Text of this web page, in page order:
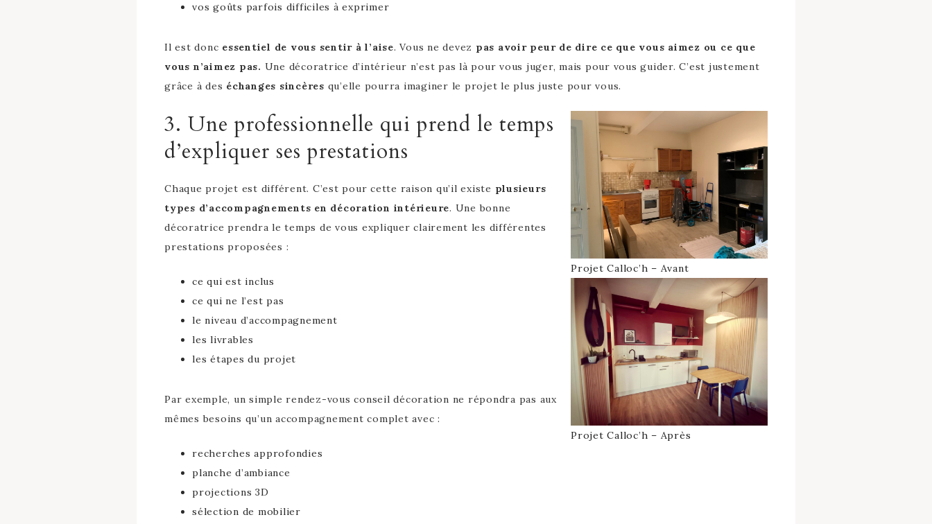
vos goûts parfois difficiles à exprimer
Il est donc essentiel de vous sentir à l’aise. Vous ne devez pas avoir peur de dire ce que vous aimez ou ce que
vous n’aimez pas. Une décoratrice d’intérieur n’est pas là pour vous juger, mais pour vous guider. C’est justement
grâce à des échanges sincères qu’elle pourra imaginer le projet le plus juste pour vous.
3. Une professionnelle qui prend le temps
d’expliquer ses prestations
Chaque projet est différent. C’est pour cette raison qu’il existe plusieurs
types d’accompagnements en décoration intérieure. Une bonne
décoratrice prendra le temps de vous expliquer clairement les différentes
prestations proposées :
ce qui est inclus
ce qui ne l’est pas
le niveau d’accompagnement
les livrables
les étapes du projet
Par exemple, un simple rendez-vous conseil décoration ne répondra pas aux
mêmes besoins qu’un accompagnement complet avec :
recherches approfondies
planche d’ambiance
projections 3D
sélection de mobilier
Projet Calloc’h – Avant
Projet Calloc’h – Après